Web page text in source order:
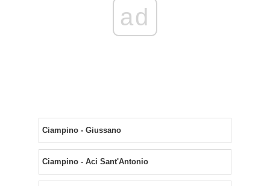
ad
Ciampino - Giussano
Ciampino - Aci Sant'Antonio